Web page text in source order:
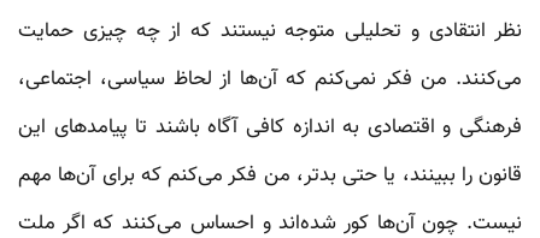
نظر انتقادی و تحلیلی متوجه نیستند که از چه چیزی حمایت
می‌کنند. من فکر نمی‌کنم که آن‌ها از لحاظ سیاسی، اجتماعی،
فرهنگی و اقتصادی به اندازه کافی آگاه باشند تا پیامد‌های این
قانون را ببینند، یا حتی بدتر، من فکر می‌کنم که برای آن‌ها مهم
نیست. چون آن‌ها کور شد‌ه‌اند و احساس می‌کنند که اگر ملت